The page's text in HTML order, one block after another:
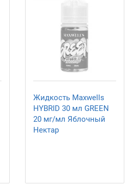
Жидкость Maxwells
HYBRID 30 мл GREEN
20 мг/мл Яблочный
Нектар